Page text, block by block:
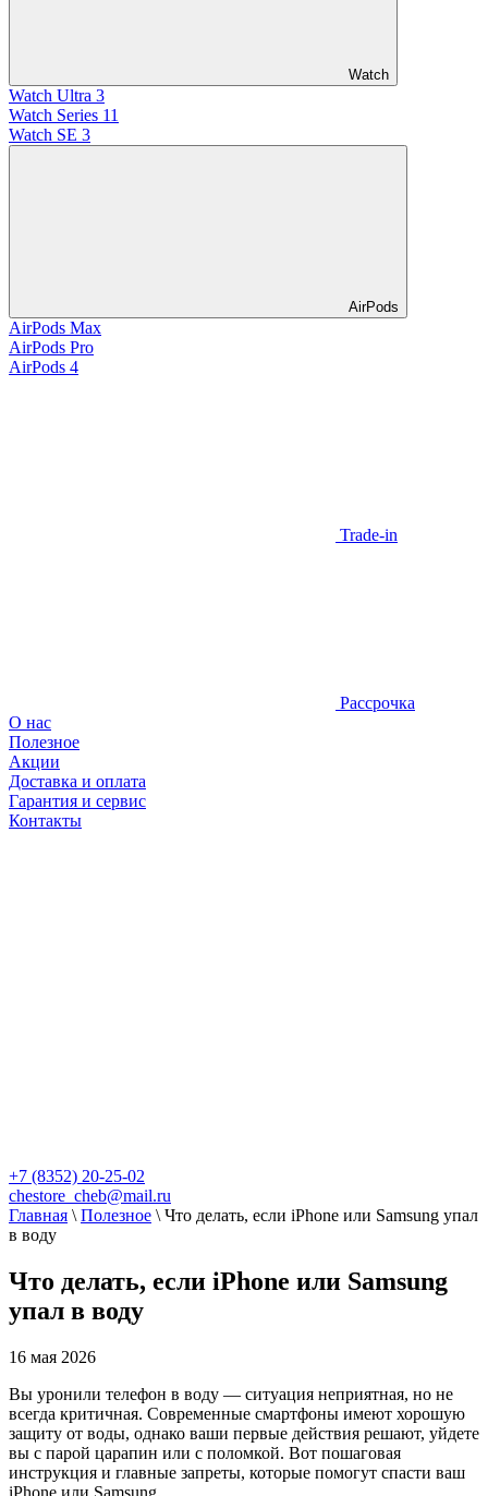
Watch
Watch Ultra 3
Watch Series 11
Watch SE 3
AirPods
AirPods Max
AirPods Pro
AirPods 4
Trade-in
Рассрочка
О нас
Полезное
Акции
Доставка и оплата
Гарантия и сервис
Контакты
+7 (8352) 20-25-02
chestore_cheb@mail.ru
Главная \ Полезное \ Что делать, если iPhone или Samsung упал
в воду
Что делать, если iPhone или Samsung
упал в воду
16 мая 2026
Вы уронили телефон в воду — ситуация неприятная, но не
всегда критичная. Современные смартфоны имеют хорошую
защиту от воды, однако ваши первые действия решают, уйдете
вы с парой царапин или с поломкой. Вот пошаговая
инструкция и главные запреты, которые помогут спасти ваш
iPhone или Samsung.